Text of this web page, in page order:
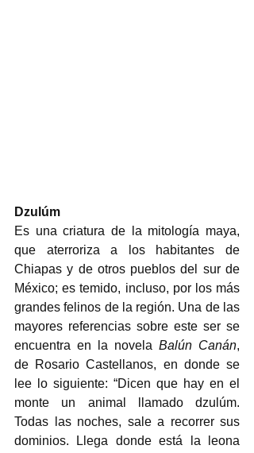
Dzulúm
Es una criatura de la mitología maya,
que aterroriza a los habitantes de
Chiapas y de otros pueblos del sur de
México; es temido, incluso, por los más
grandes felinos de la región. Una de las
mayores referencias sobre este ser se
encuentra en la novela Balún Canán,
de Rosario Castellanos, en donde se
lee lo siguiente: “Dicen que hay en el
monte un animal llamado dzulúm.
Todas las noches, sale a recorrer sus
dominios. Llega donde está la leona